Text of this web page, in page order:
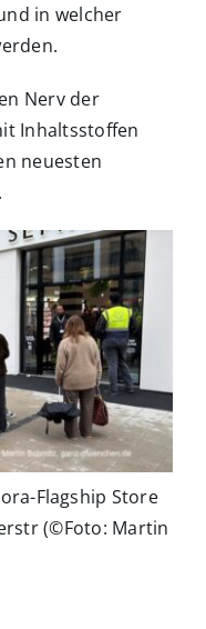
in welcher
Nerv der
Inhaltsstoffen
neuesten
Flagship Store
(©Foto: Martin